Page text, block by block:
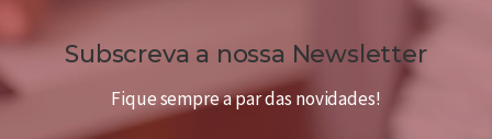
Subscreva a nossa Newsletter
Fique sempre a par das novidades!